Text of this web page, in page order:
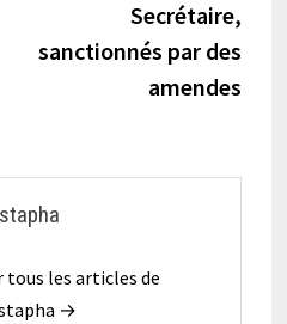
Secrétaire,
sanctionnés par des
amendes
tous les articles de
→